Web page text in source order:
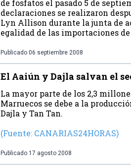
de fosfatos el pasado 5 de
declaraciones se realizaron
Lyn Allison durante la junta de
egalidad de las importaciones
Publicado 06 septiembre 2008
El Aaiún y Dajla salvan el
La mayor parte de los 2,3
Marruecos se debe a la
Dajla y Tan Tan.
(Fuente: CANARIAS24HORAS)
Publicado 17 agosto 2008